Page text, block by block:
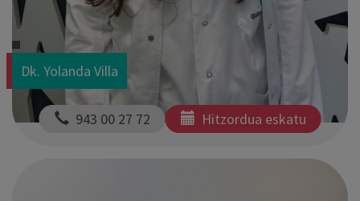
Dk. Yolanda Villa
943 00 27 72 Hitzordua eskatu